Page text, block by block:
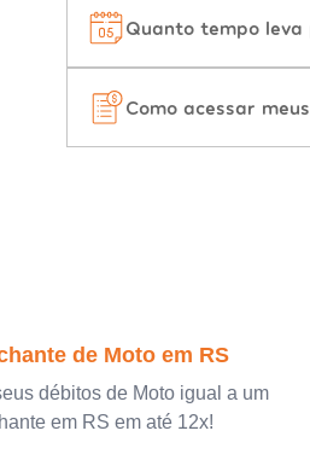
Quanto tempo leva
Como acessar
de Moto em RS
débitos de Moto igual a um
em RS em até 12x!